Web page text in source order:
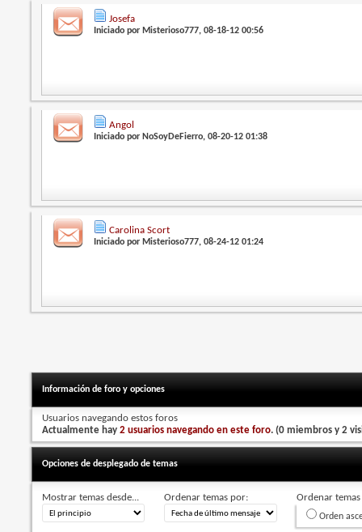
Josefa
Iniciado por Misterioso777, 08-18-12 00:56
Angol
Iniciado por NoSoyDeFierro, 08-20-12 01:38
Carolina Scort
Iniciado por Misterioso777, 08-24-12 01:24
Información de foro y opciones
Usuarios navegando estos foros
Actualmente hay2 usuarios navegando en este foro. (0 miembros y 2
Opciones de desplegado de temas
Mostrar temas desde... Ordenar temas por: Ordenar
Orden